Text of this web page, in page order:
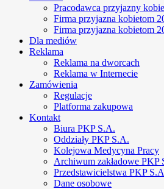
Pracodawca przyjazny
Firma przyjazna kobietom
Firma przyjazna kobietom
Dla mediów
Reklama
Reklama na dworcach
Reklama w Internecie
Zamówienia
Regulacje
Platforma zakupowa
Kontakt
Biura PKP S.A.
Oddziały PKP S.A.
Kolejowa Medycyna Pracy
Archiwum zakładowe PKP
Przedstawicielstwa PKP
Dane osobowe